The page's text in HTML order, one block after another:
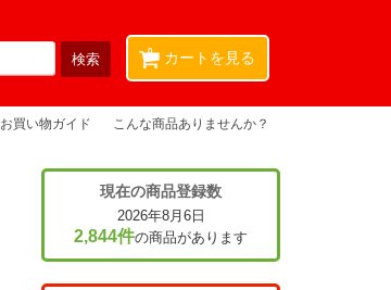
カートを見る
0
お買い物ガイド こんな商品ありませんか？
現在の商品登録数
2026年8月6日
2,844件の商品があります